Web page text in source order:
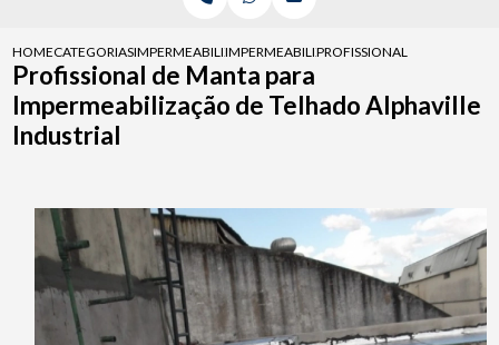
HOMECATEGORIASIMPERMEABILIZACAO DE TELHADO
IMPERMEABILIZACAO DE TELHADO
PROFISSIONAL DE MANTA
Profissional de Manta para
Impermeabilização de Telhado Alphaville
Industrial